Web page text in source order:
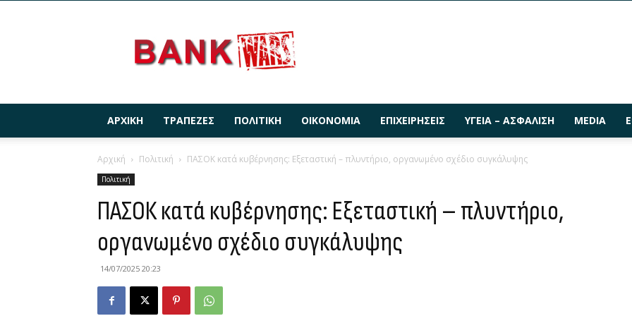
ΑΡΧΙΚΉ ΤΡΆΠΕΖΕΣ ΠΟΛΙΤΙΚΉ ΟΙΚΟΝΟΜΊΑ ΕΠΙΧΕΙΡΉΣΕΙΣ ΥΓΕΊΑ – ΑΣΦΆΛΙΣΗ MEDIA
Αρχική Πολιτική ΠΑΣΟΚ κατά κυβέρνησης: Εξεταστική – πλυντήριο, οργανωμένο σχέδιο συγκάλυψης
Πολιτική
ΠΑΣΟΚ κατά κυβέρνησης: Εξεταστική – πλυντήριο,
οργανωμένο σχέδιο συγκάλυψης
14/07/2025 20:23